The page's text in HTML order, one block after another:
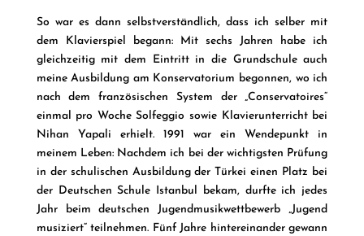
So war es dann selbstverständlich, dass ich selber mit
dem Klavierspiel begann: Mit sechs Jahren habe ich
gleichzeitig mit dem Eintritt in die Grundschule auch
meine Ausbildung am Konservatorium begonnen, wo ich
nach dem französischen System der „Conservatoires“
einmal pro Woche Solfeggio sowie Klavierunterricht bei
Nihan Yapali erhielt. 1991 war ein Wendepunkt in
meinem Leben: Nachdem ich bei der wichtigsten Prüfung
in der schulischen Ausbildung der Türkei einen Platz bei
der Deutschen Schule Istanbul bekam, durfte ich jedes
Jahr beim deutschen Jugendmusikwettbewerb „Jugend
musiziert“ teilnehmen. Fünf Jahre hintereinander gewann